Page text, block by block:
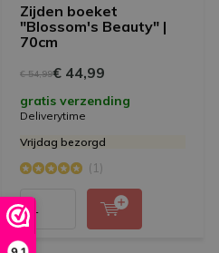
Zijden boeket
"Blossom's Beauty" |
70cm
€ 54,99€ 44,99
gratis verzending
Deliverytime
Vrijdag bezorgd
(1)